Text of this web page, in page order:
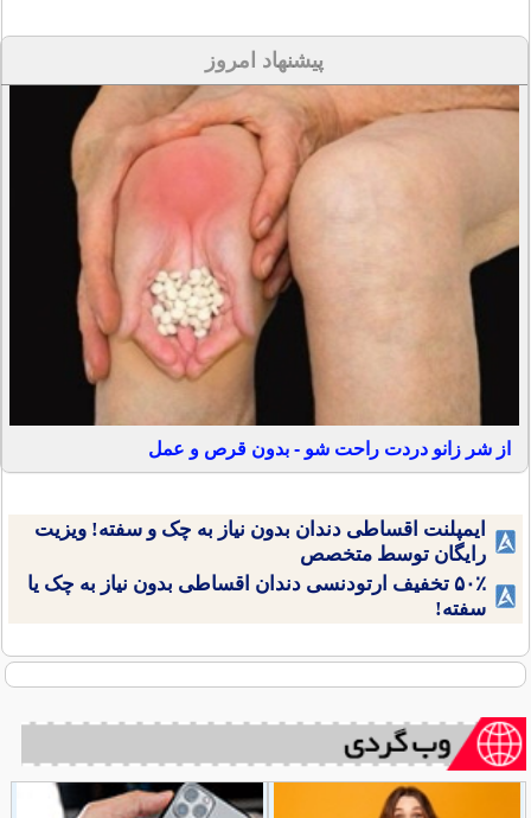
پیشنهاد امروز
از شر زانو دردت راحت شو - بدون قرص و عمل
ایمپلنت اقساطی دندان بدون نیاز به چک و سفته! ویزیت
رایگان توسط متخصص
۵۰٪ تخفیف ارتودنسی دندان اقساطی بدون نیاز به چک یا
سفته!